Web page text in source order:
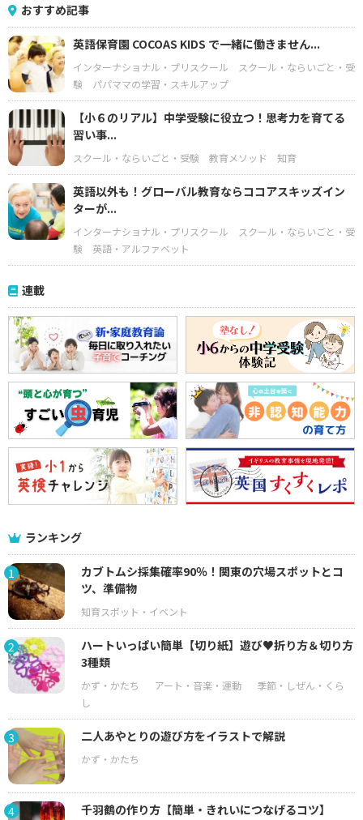
おすすめ記事
英語保育園 COCOAS KIDS で一緒に働きません...
インターナショナル・プリスクール
スクール・ならいごと・受
験
パパママの学習・スキルアップ
【小６のリアル】中学受験に役立つ！思考力を育てる
習い事...
スクール・ならいごと・受験 教育メソッド 知育
英語以外も！グローバル教育ならココアスキッズイン
ターが...
インターナショナル・プリスクール
スクール・ならいごと・受
験
英語・アルファベット
連載
ランキング
1
カブトムシ採集確率90％！関東の穴場スポットとコ
ツ、準備物
2
ハートいっぱい簡単【切り紙】遊び♥折り方＆切り方
3種類
3 二人あやとりの遊び方をイラストで解説
4 千羽鶴の作り方【簡単・きれいにつなげるコツ】